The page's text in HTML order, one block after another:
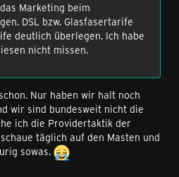
Marketing beim
DSL bzw. Glasfasertarife
deutlich überlegen. Ich habe
nicht missen.
Nur haben wir halt noch
wir sind bundesweit nicht die
ich die Providertaktik der
täglich auf den Masten und
sowas.